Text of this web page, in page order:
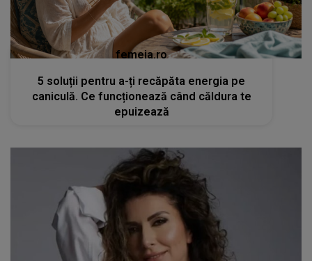
femeia.ro
5 soluții pentru a-ți recăpăta energia pe
caniculă. Ce funcționează când căldura te
epuizează